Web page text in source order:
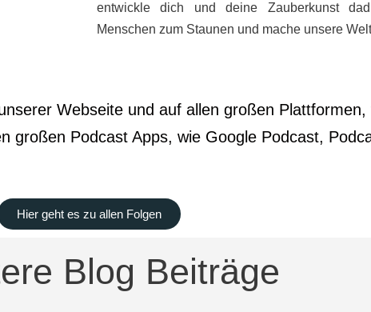
entwickle dich und deine Zauberkunst
Menschen zum Staunen und mache unsere
Webseite und auf allen großen Plattformen,
großen Podcast Apps, wie Google Podcast,
Hier geht es zu allen Folgen
Blog Beiträge